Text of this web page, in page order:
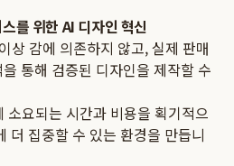
를 위한 AI 디자인 혁신
상 감에 의존하지 않고, 실제 판매
통해 검증된 디자인을 제작할 수
소요되는 시간과 비용을 획기적으
더 집중할 수 있는 환경을 만듭니